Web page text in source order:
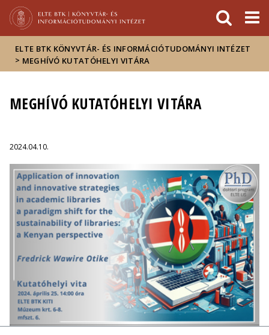
Hírek
Események
ELTE a
sajtóban
ELTE BTK KÖNYVTÁR- ÉS INFORMÁCIÓTUDOMÁNYI INTÉZET
> MEGHÍVÓ KUTATÓHELYI VITÁRA
MEGHÍVÓ KUTATÓHELYI VITÁRA
2024.04.10.